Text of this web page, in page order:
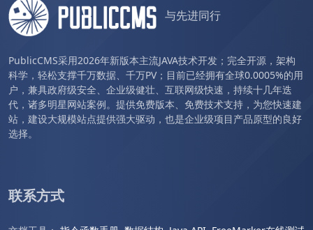
与先进同行
PublicCMS采用2026年新版本主流JAVA技术开发；完全开源，架构
科学，轻松支撑千万数据、千万PV；目前已经拥有全球0.0005%的用
户，兼具政府级安全、企业级健壮、互联网级快速，持续十几年迭
代，诸多明星网站案例。提供免费版本、免费技术支持，为您快速建
站，建设大规模站点提供强大驱动，也是企业级项目产品原型的良好
选择。
联系方式